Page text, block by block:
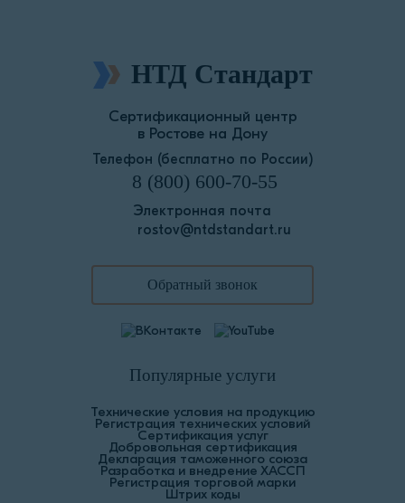
НТД Стандарт
Сертификационный центр
в Ростове на Дону
Телефон (бесплатно по России)
8 (800) 600-70-55
Электронная почта
rostov@ntdstandart.ru
Обратный звонок
Популярные услуги
Технические условия на продукцию
Регистрация технических условий
Сертификация услуг
Добровольная сертификация
Декларация таможенного союза
Разработка и внедрение ХАССП
Регистрация торговой марки
Штрих коды